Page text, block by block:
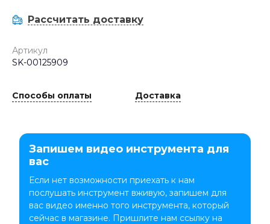
Рассчитать доставку
Артикул
SK-00125909
Способы оплаты Доставка
Запишем видео инструмента для
вас
Если нет возможности приехать к нам
послушать инструмент вживую, запишем для
вас видео именно того инструмента, который
сейчас в магазине. Пришлите нам ссылку на